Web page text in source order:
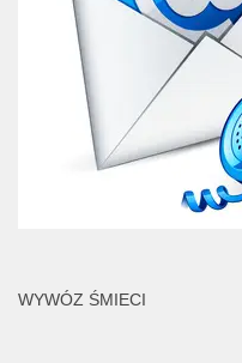
WYWÓZ ŚMIECI